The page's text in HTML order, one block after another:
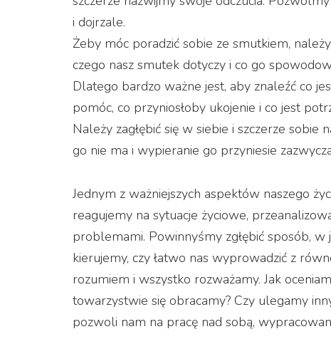
i dojrzale.
Żeby móc poradzić sobie ze smutkiem, należy
czego nasz smutek dotyczy i co go
Dlatego bardzo ważne jest, aby znaleźć co
pomóc, co przyniosłoby ukojenie i co jest
Należy zagłębić się w siebie i szczerze
go nie ma i wypieranie go przyniesie
Jednym z ważniejszych aspektów naszego
reagujemy na sytuacje życiowe,
problemami. Powinnyśmy zgłębić sposób, w
kierujemy, czy łatwo nas wyprowadzić z
rozumiem i wszystko rozważamy. Jak
towarzystwie się obracamy? Czy ulegamy
pozwoli nam na pracę nad sobą,